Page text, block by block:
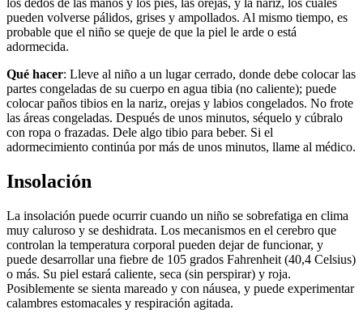
pueden volverse pálidos, grises y ampollados. Al mismo tiempo, es
probable que el niño se queje de que la piel le arde o está
adormecida.
Qué hacer: Lleve al niño a un lugar cerrado, donde debe colocar las
partes congeladas de su cuerpo en agua tibia (no caliente); puede
colocar paños tibios en la nariz, orejas y labios congelados. No frote
las áreas congeladas. Después de unos minutos, séquelo y cúbralo
con ropa o frazadas. Dele algo tibio para beber. Si el
adormecimiento continúa por más de unos minutos, llame al médico.
Insolación
La insolación puede ocurrir cuando un niño se sobrefatiga en clima
muy caluroso y se deshidrata. Los mecanismos en el cerebro que
controlan la temperatura corporal pueden dejar de funcionar, y
puede desarrollar una fiebre de 105 grados Fahrenheit (40,4 Celsius)
o más. Su piel estará caliente, seca (sin perspirar) y roja.
Posiblemente se sienta mareado y con náusea, y puede experimentar
calambres estomacales y respiración agitada.